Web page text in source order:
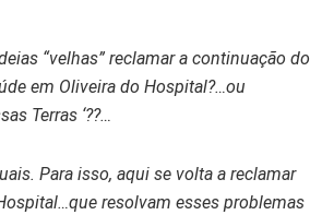
“velhas” reclamar a continuação do
em Oliveira do Hospital?…ou
Terras ‘??…
Para isso, aqui se volta a reclamar
resolvam esses problemas